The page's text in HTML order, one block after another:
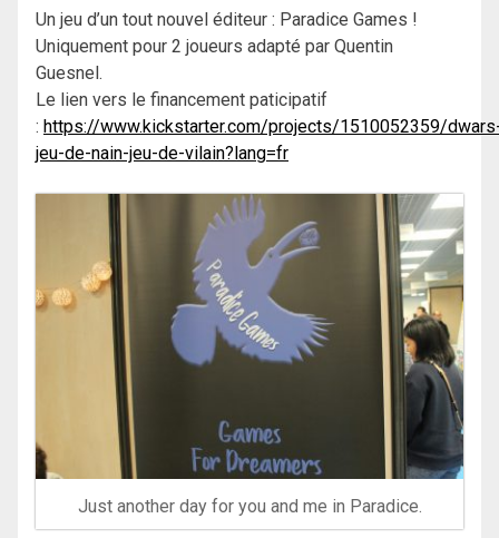
Un jeu d’un tout nouvel éditeur : Paradice Games !
Uniquement pour 2 joueurs adapté par Quentin
Guesnel.
Le lien vers le financement paticipatif
: https://www.kickstarter.com/projects/1510052359/
jeu-de-nain-jeu-de-vilain?lang=fr
Just another day for you and me in Paradice.